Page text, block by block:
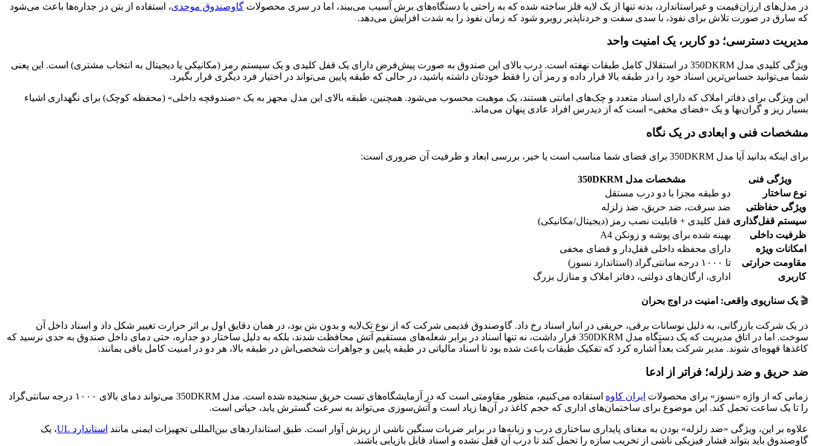
در مدل‌های ارزان‌قیمت و غیراستاندارد، بدنه تنها از یک لایه فلز ساخته شده که به راحتی با دستگاه‌های برش آسیب می‌بیند، اما در سری محصولات گاوصندوق موحدی، استفاده از بتن در جداره‌ها باعث می‌شود
که سارق در صورت تلاش برای نفوذ، با سدی سفت و خردناپذیر روبرو شود که زمان نفوذ را به شدت افزایش می‌دهد.
مدیریت دسترسی؛ دو کاربر، یک امنیت واحد
ویژگی کلیدی مدل 350DKRM در استقلال کامل طبقات نهفته است. درب بالای این صندوق به صورت پیش‌فرض دارای یک قفل کلیدی و یک سیستم رمز (مکانیکی یا دیجیتال به انتخاب مشتری) است. این یعنی
شما می‌توانید حساس‌ترین اسناد خود را در طبقه بالا قرار داده و رمز آن را فقط خودتان داشته باشید، در حالی که طبقه پایین می‌تواند در اختیار فرد دیگری قرار بگیرد.
این ویژگی برای دفاتر املاک که دارای اسناد متعدد و چک‌های امانتی هستند، یک موهبت محسوب می‌شود. همچنین، طبقه بالای این مدل مجهز به یک «صندوقچه داخلی» (محفظه کوچک) برای نگهداری اشیاء
بسیار ریز و گران‌بها و یک «فضای مخفی» است که از دیدرس افراد عادی پنهان می‌ماند.
مشخصات فنی و ابعادی در یک نگاه
برای اینکه بدانید آیا مدل 350DKRM برای فضای شما مناسب است یا خیر، بررسی ابعاد و ظرفیت آن ضروری است:
ویژگی فنی
مشخصات مدل 350DKRM
نوع ساختار
دو طبقه مجزا با دو درب مستقل
ویژگی حفاظتی
ضد سرقت، ضد حریق، ضد زلزله
سیستم قفل‌گذاری قفل کلیدی + قابلیت نصب رمز (دیجیتال/مکانیکی)
ظرفیت داخلی
بهینه شده برای پوشه و زونکن A4
امکانات ویژه
دارای محفظه داخلی قفل‌دار و فضای مخفی
مقاومت حرارتی
تا ۱۰۰۰ درجه سانتی‌گراد (استاندارد نسوز)
کاربری
اداری، ارگان‌های دولتی، دفاتر املاک و منازل بزرگ
🎬 یک سناریوی واقعی: امنیت در اوج بحران
در یک شرکت بازرگانی، به دلیل نوسانات برقی، حریقی در انبار اسناد رخ داد. گاوصندوق قدیمی شرکت که از نوع تک‌لایه و بدون بتن بود، در همان دقایق اول بر اثر حرارت تغییر شکل داد و اسناد داخل آن
سوخت. اما در اتاق مدیریت که یک دستگاه مدل 350DKRM قرار داشت، نه تنها اسناد در برابر شعله‌های مستقیم آتش محافظت شدند، بلکه به دلیل ساختار دو جداره، حتی دمای داخل صندوق به حدی نرسید که
کاغذها قهوه‌ای شوند. مدیر شرکت بعداً اشاره کرد که تفکیک طبقات باعث شده بود تا اسناد مالیاتی در طبقه پایین و جواهرات شخصی‌اش در طبقه بالا، هر دو در امنیت کامل باقی بمانند.
ضد حریق و ضد زلزله؛ فراتر از ادعا
زمانی که از واژه «نسوز» برای محصولات ایران کاوه
استفاده می‌کنیم، منظور مقاومتی است که در آزمایشگاه‌های تست حریق سنجیده شده است. مدل 350DKRM می‌تواند دمای بالای ۱۰۰۰ درجه سانتی‌گراد
را تا یک ساعت تحمل کند. این موضوع برای ساختمان‌های اداری که حجم کاغذ در آن‌ها زیاد است و آتش‌سوزی می‌تواند به سرعت گسترش یابد، حیاتی است.
علاوه بر این، ویژگی «ضد زلزله» بودن به معنای پایداری ساختاری درب و زبانه‌ها در برابر ضربات سنگین ناشی از ریزش آوار است. طبق استانداردهای بین‌المللی تجهیزات ایمنی مانند استاندارد UL
، یک
گاوصندوق باید بتواند فشار فیزیکی ناشی از تخریب سازه را تحمل کند تا درب آن قفل نشده و اسناد قابل بازیابی باشند.